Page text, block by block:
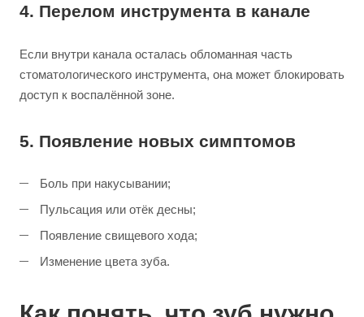
4. Перелом инструмента в канале
Если внутри канала осталась обломанная часть
стоматологического инструмента, она может блокировать
доступ к воспалённой зоне.
5. Появление новых симптомов
Боль при накусывании;
Пульсация или отёк десны;
Появление свищевого хода;
Изменение цвета зуба.